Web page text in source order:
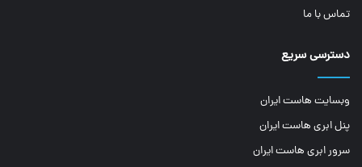
تماس با ما
دسترسی سریع
وبسایت هاست ایران
پنل ابری هاست ایران
سرور ابری هاست ایران